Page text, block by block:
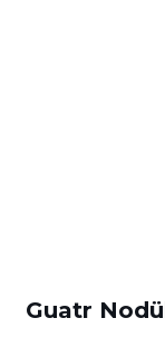
Guatr